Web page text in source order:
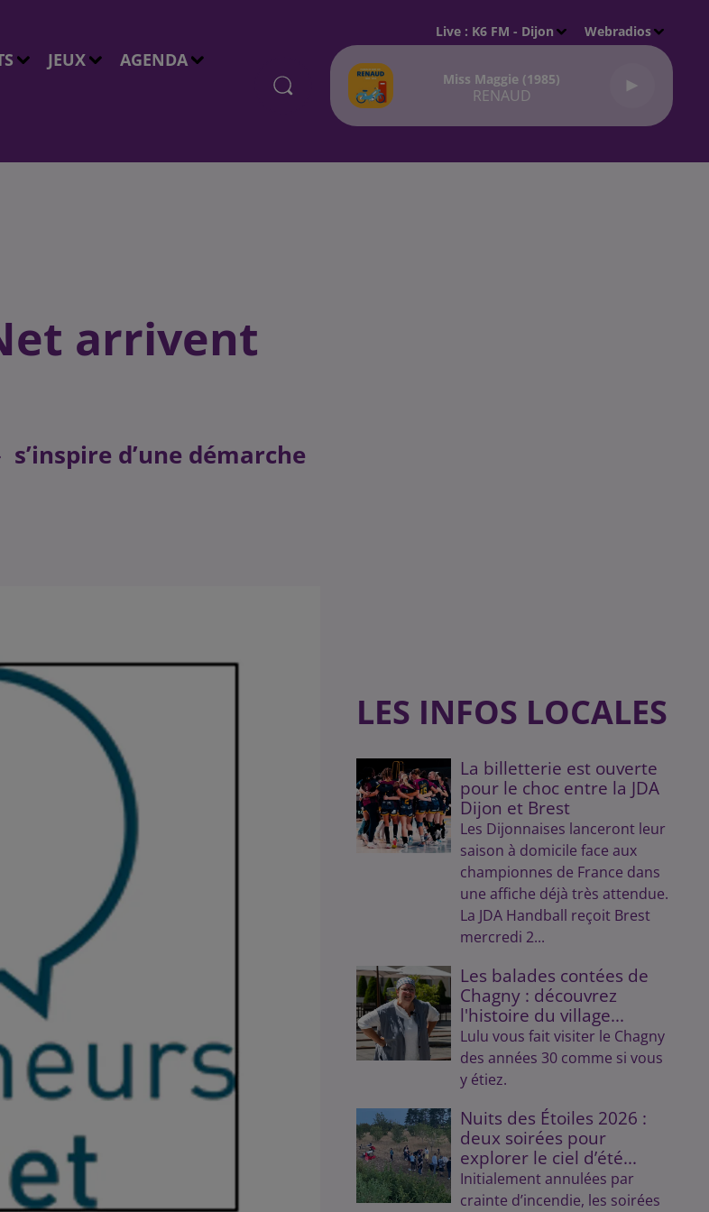
JEUX AGENDA
Live : K6 FM - Dijon Webradios
Miss Maggie (1985)
RENAUD
arrivent
d’une démarche
LES INFOS LOCALES
La billetterie est ouverte
pour le choc entre la JDA
Dijon et Brest
Les Dijonnaises lanceront leur
saison à domicile face aux
championnes de France dans
une affiche déjà très attendue.
La JDA Handball reçoit Brest
mercredi 2...
Les balades contées de
Chagny : découvrez
l'histoire du village...
Lulu vous fait visiter le Chagny
des années 30 comme si vous
y étiez.
Nuits des Étoiles 2026 :
deux soirées pour
explorer le ciel d’été...
Initialement annulées par
crainte d’incendie, les soirées